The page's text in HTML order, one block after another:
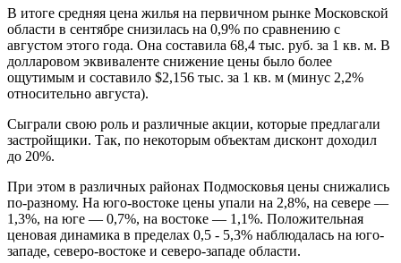
В итоге средняя цена жилья на первичном рынке Московской
области в сентябре снизилась на 0,9% по сравнению с
августом этого года. Она составила 68,4 тыс. руб. за 1 кв. м. В
долларовом эквиваленте снижение цены было более
ощутимым и составило $2,156 тыс. за 1 кв. м (минус 2,2%
относительно августа).
Сыграли свою роль и различные акции, которые предлагали
застройщики. Так, по некоторым объектам дисконт доходил
до 20%.
При этом в различных районах Подмосковья цены снижались
по-разному. На юго-востоке цены упали на 2,8%, на севере —
1,3%, на юге — 0,7%, на востоке — 1,1%. Положительная
ценовая динамика в пределах 0,5 - 5,3% наблюдалась на юго-
западе, северо-востоке и северо-западе области.